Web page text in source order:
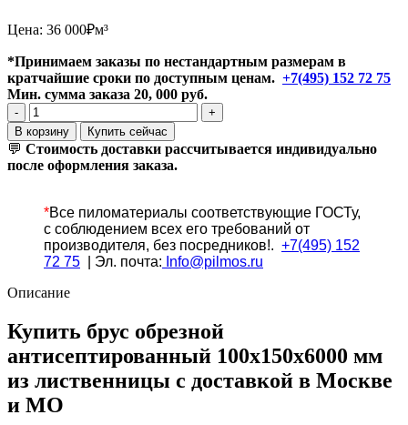
Цена: 36 000₽м³
*Принимаем заказы по нестандартным размерам в
кратчайшие сроки по доступным ценам. +7(495) 152 72 75
Мин. сумма заказа 20, 000 руб.
Количество
товара
Брус
обрезной
антисептированный
мм
лиственницы
В корзину Купить сейчас
💬 Стоимость доставки рассчитывается индивидуально
после оформления заказа.
*Все пиломатериалы соответствующие ГОСТу,
с соблюдением всех его требований от
производителя, без посредников!. +7(495) 152
72 75 | Эл. почта: Info@pilmos.ru
Описание
Купить брус обрезной
антисептированный 100х150х6000 мм
из лиственницы с доставкой в Москве
и МО